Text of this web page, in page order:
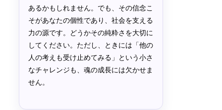
あるかもしれません。でも、その信念こ
そがあなたの個性であり、社会を支える
力の源です。どうかその純粋さを大切に
してください。ただし、ときには「他の
人の考えも受け止めてみる」という小さ
なチャレンジも、魂の成長には欠かせま
せん。